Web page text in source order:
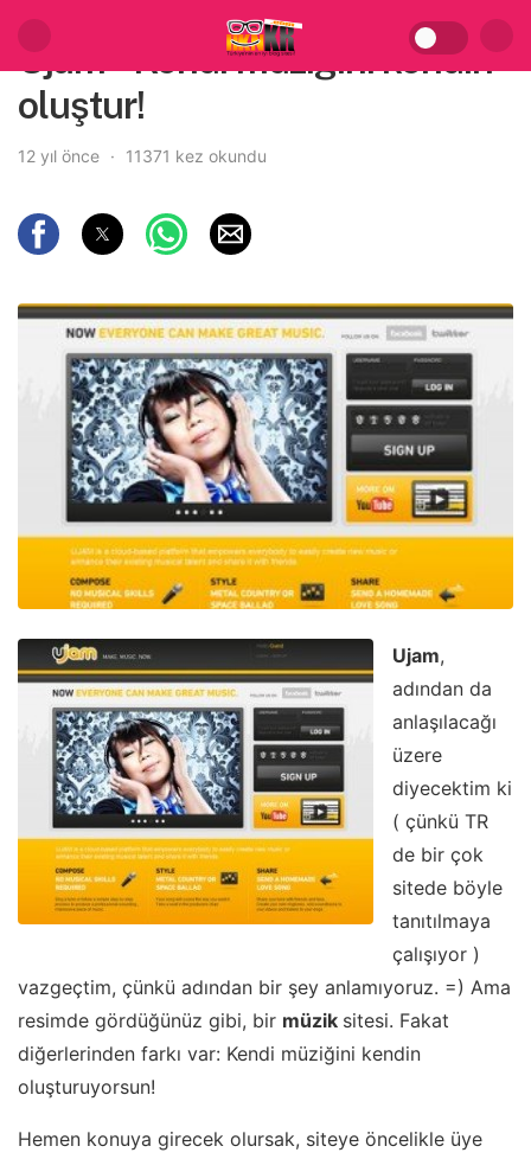
Ujam – Kendi müziğini kendin
oluştur!
12 yıl önce 11371 kez okundu
Ujam,
adından da
anlaşılacağı
üzere
diyecektim ki
( çünkü TR
de bir çok
sitede böyle
tanıtılmaya
çalışıyor )
vazgeçtim, çünkü adından bir şey anlamıyoruz. =) Ama
resimde gördüğünüz gibi, bir müzik sitesi. Fakat
diğerlerinden farkı var: Kendi müziğini kendin
oluşturuyorsun!
Hemen konuya girecek olursak, siteye öncelikle üye